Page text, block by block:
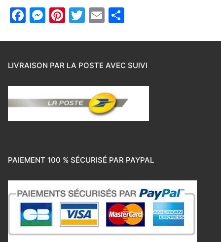
Facebook
Messenger
Pinterest
Twitter
Email
LIVRAISON PAR LA POSTE AVEC SUIVI
PAIEMENT 100 % SÉCURISÉ PAR PAYPAL